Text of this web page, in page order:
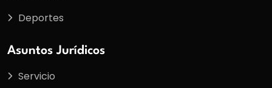
Deportes
Asuntos Jurídicos
Servicio